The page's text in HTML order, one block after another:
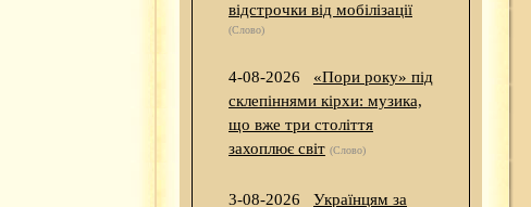
відстрочки від мобілізації
(Слово)
4-08-2026
«Пори року» під
склепіннями кірхи: музика,
що вже три століття
захоплює світ (Слово)
3-08-2026
Українцям за